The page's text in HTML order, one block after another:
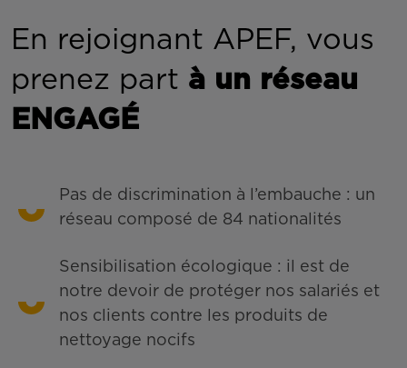
En rejoignant APEF, vous
prenez part à un réseau
ENGAGÉ
Pas de discrimination à l’embauche : un
réseau composé de 84 nationalités
Sensibilisation écologique : il est de
notre devoir de protéger nos salariés et
nos clients contre les produits de
nettoyage nocifs